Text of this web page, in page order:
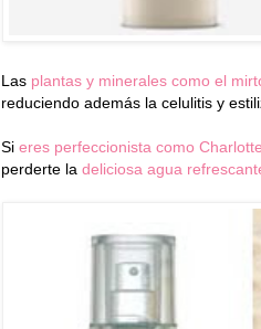
Las plantas y minerales como el
reduciendo además la celulitis y
Si eres perfeccionista como Charlotte
perderte la deliciosa agua